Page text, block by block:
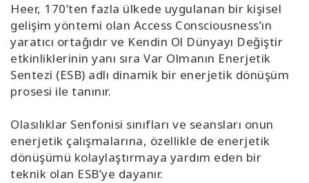
Heer, 170’ten fazla ülkede uygulanan bir kişisel
gelişim yöntemi olan Access Consciousness’ın
yaratıcı ortağıdır ve Kendin Ol Dünyayı Değiştir
etkinliklerinin yanı sıra Var Olmanın Enerjetik
Sentezi (ESB) adlı dinamik bir enerjetik dönüşüm
prosesi ile tanınır.
Olasılıklar Senfonisi sınıfları ve seansları onun
enerjetik çalışmalarına, özellikle de enerjetik
dönüşümü kolaylaştırmaya yardım eden bir
teknik olan ESB’ye dayanır.